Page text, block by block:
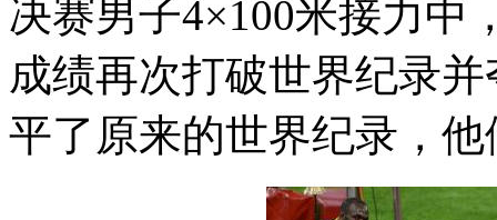
决赛男子4×100米接力中
成绩再次打破世界纪录
平了原来的世界纪录，